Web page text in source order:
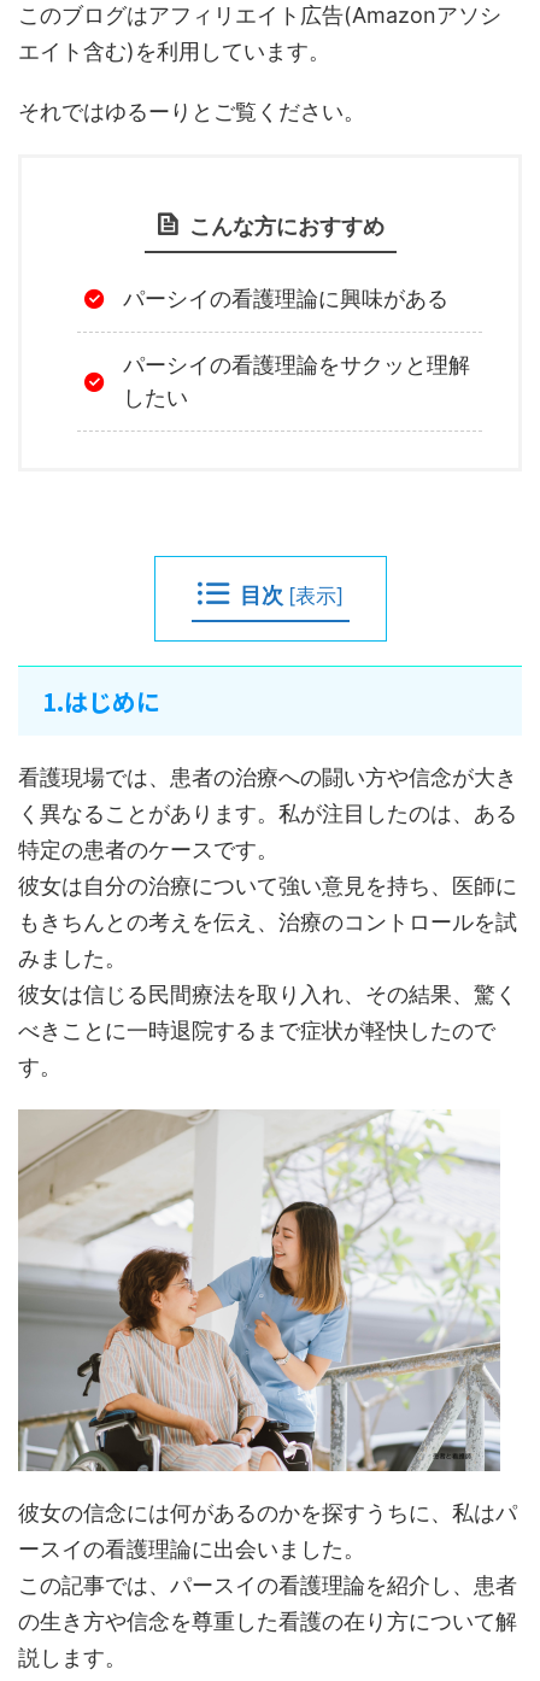
このブログはアフィリエイト広告(Amazonアソシ
エイト含む)を利用しています。
それではゆるーりとご覧ください。
こんな方におすすめ
パーシイの看護理論に興味がある
パーシイの看護理論をサクッと理解
したい
目次 [表示]
1.はじめに
看護現場では、患者の治療への闘い方や信念が大き
く異なることがあります。私が注目したのは、ある
特定の患者のケースです。
彼女は自分の治療について強い意見を持ち、医師に
もきちんとの考えを伝え、治療のコントロールを試
みました。
彼女は信じる民間療法を取り入れ、その結果、驚く
べきことに一時退院するまで症状が軽快したので
す。
彼女の信念には何があるのか​​を探すうちに、私はパ
ースイの看護理論に出会いました。
この記事では、パースイの看護理論を紹介し、患者
の生き方や信念を尊重した看護の在り方について解
説します。